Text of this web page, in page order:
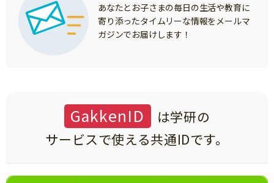
運動・あそび・ゲーム
英語
料理
マネー
あなたとお子さまの毎日の生活や教育に
寄り添ったタイムリーな情報をメールマ
ガジンでお届けします！
GakkenID
は学研の
サービスで使える共通IDです。